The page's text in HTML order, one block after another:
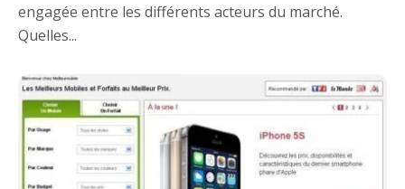
engagée entre les différents acteurs du marché.
Quelles...